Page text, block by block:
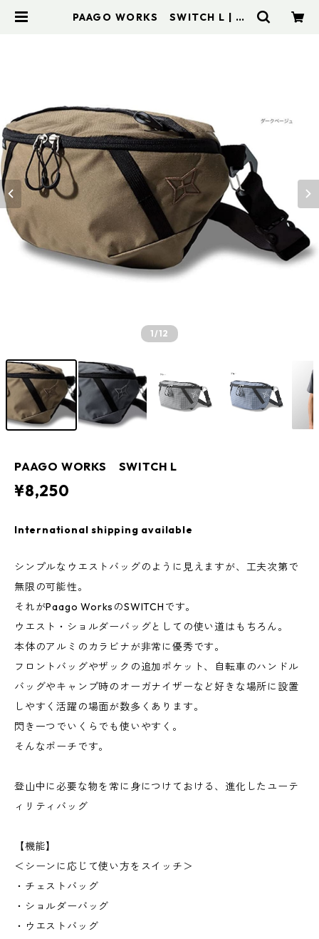
PAAGO WORKS SWITCH L | ア
1/12
PAAGO WORKS SWITCH L
¥8,250
International shipping available
シンプルなウエストバッグのように見えますが、工夫次第で
無限の可能性。
それがPaago WorksのSWITCHです。
ウエスト・ショルダーバッグとしての使い道はもちろん。
本体のアルミのカラビナが非常に優秀です。
フロントバッグやザックの追加ポケット、自転車のハンドル
バッグやキャンプ時のオーガナイザーなど好きな場所に設置
しやすく活躍の場面が数多くあります。
閃き一つでいくらでも使いやすく。
そんなポーチです。
登山中に必要な物を常に身につけておける、進化したユーテ
ィリティバッグ
【機能】
＜シーンに応じて使い方をスイッチ＞
・チェストバッグ
・ショルダーバッグ
・ウエストバッグ